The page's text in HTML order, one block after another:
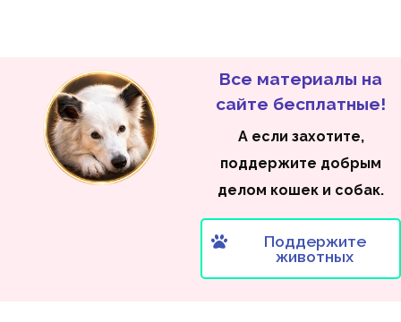
Все материалы на
сайте бесплатные!
А если захотите,
поддержите добрым
делом кошек и собак.
Поддержите
животных